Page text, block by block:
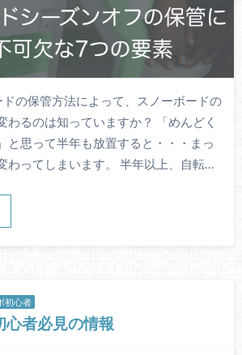
の保管方法によって、スノーボードの
わるのは知っていますか？ 「めんどく
と思って半年も放置すると・・・まっ
わってしまいます。 半年以上、自転…
初心者
心者必見の情報